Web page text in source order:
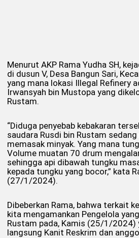
Menurut AKP Rama Yudha SH,
di dusun V, Desa Bangun Sari,
yang mana lokasi Illegal Refinery
Irwansyah bin Mustopa yang
Rustam.
“Diduga penyebab kebakaran
saudara Rusdi bin Rustam
memasak minyak. Yang mana
Volume muatan 70 drum
sehingga api dibawah tungku
kepada tungku yang bocor,” kata
(27/1/2024).
Dibeberkan Rama, bahwa terkait
kita mengamankan Pengelola
Rustam pada, Kamis (25/1/2024)
langsung Kanit Reskrim dan